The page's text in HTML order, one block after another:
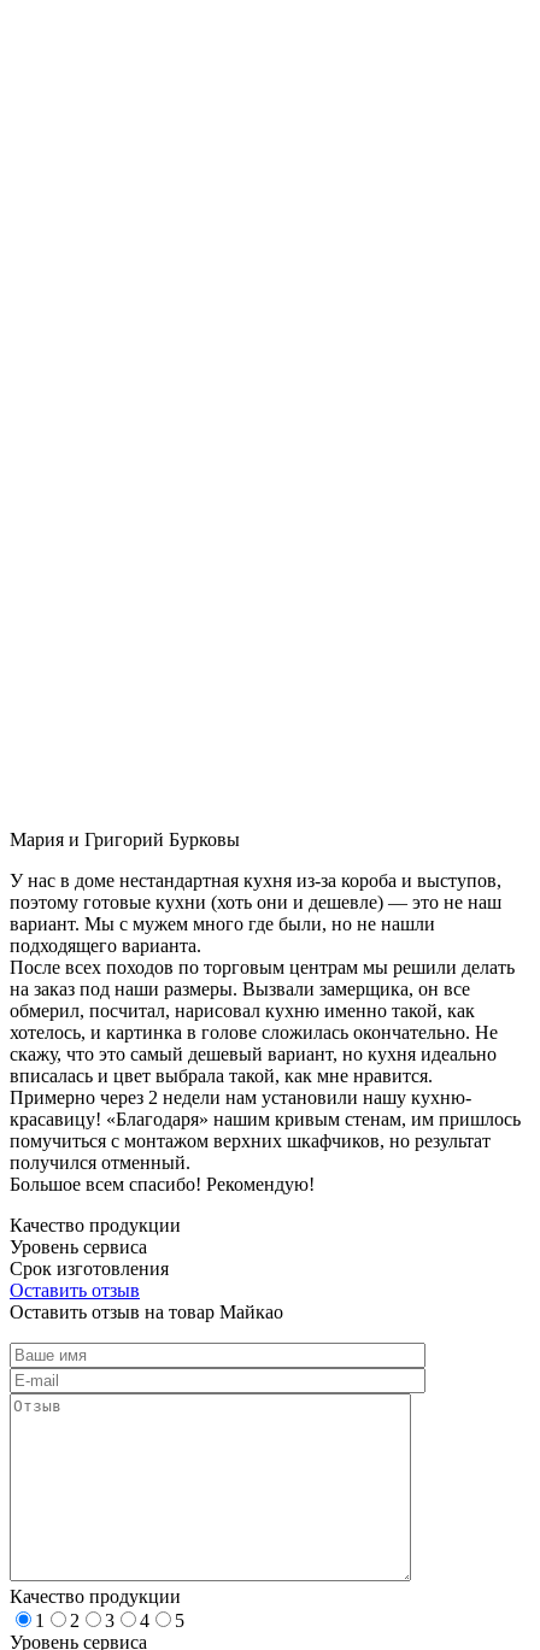
Мария и Григорий Бурковы
У нас в доме нестандартная кухня из-за короба и выступов,
поэтому готовые кухни (хоть они и дешевле) — это не наш
вариант. Мы с мужем много где были, но не нашли
подходящего варианта.
После всех походов по торговым центрам мы решили делать
на заказ под наши размеры. Вызвали замерщика, он все
обмерил, посчитал, нарисовал кухню именно такой, как
хотелось, и картинка в голове сложилась окончательно. Не
скажу, что это самый дешевый вариант, но кухня идеально
вписалась и цвет выбрала такой, как мне нравится.
Примерно через 2 недели нам установили нашу кухню-
красавицу! «Благодаря» нашим кривым стенам, им пришлось
помучиться с монтажом верхних шкафчиков, но результат
получился отменный.
Большое всем спасибо! Рекомендую!
Качество продукции
Уровень сервиса
Срок изготовления
Оставить отзыв
Оставить отзыв на товар Майкао
Качество продукции
1
2 3 4
5
Уровень сервиса